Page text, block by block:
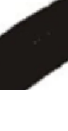
Doppeln
Lang sowie
souverän mit
etwas länger
spannenden